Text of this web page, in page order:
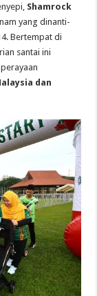
Shamrock
yang dinanti-
Bertempat di
santai ini
dan